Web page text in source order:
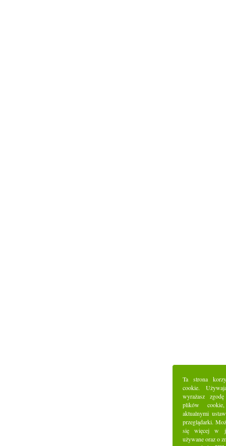
Ta strona
cookie.
wyrażasz
plików
aktualnymi
przeglądarki.
się więcej w
używane oraz o